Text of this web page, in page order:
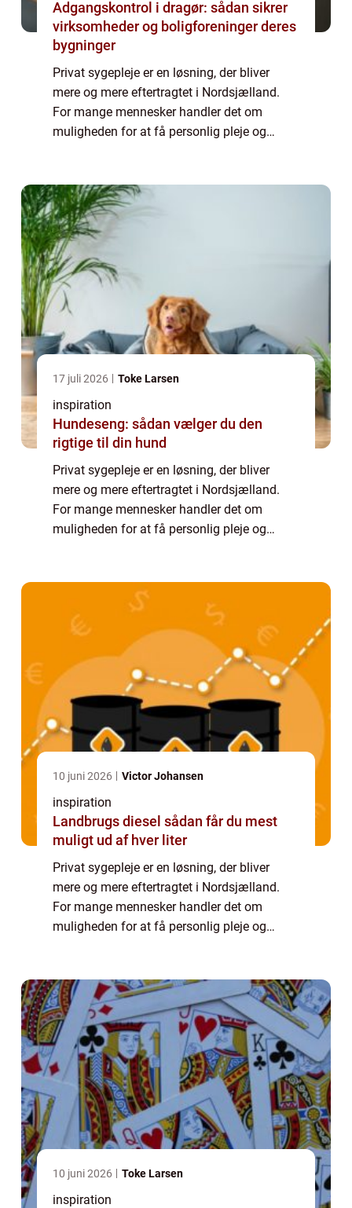
Adgangskontrol i dragør: sådan sikrer
virksomheder og boligforeninger deres
bygninger
Privat sygepleje er en løsning, der bliver
mere og mere eftertragtet i Nordsjælland.
For mange mennesker handler det om
muligheden for at få personlig pleje og
17 juli 2026 Toke Larsen
inspiration
Hundeseng: sådan vælger du den
rigtige til din hund
Privat sygepleje er en løsning, der bliver
mere og mere eftertragtet i Nordsjælland.
For mange mennesker handler det om
muligheden for at få personlig pleje og
10 juni 2026 Victor Johansen
inspiration
Landbrugs diesel sådan får du mest
muligt ud af hver liter
Privat sygepleje er en løsning, der bliver
mere og mere eftertragtet i Nordsjælland.
For mange mennesker handler det om
muligheden for at få personlig pleje og
10 juni 2026 Toke Larsen
inspiration